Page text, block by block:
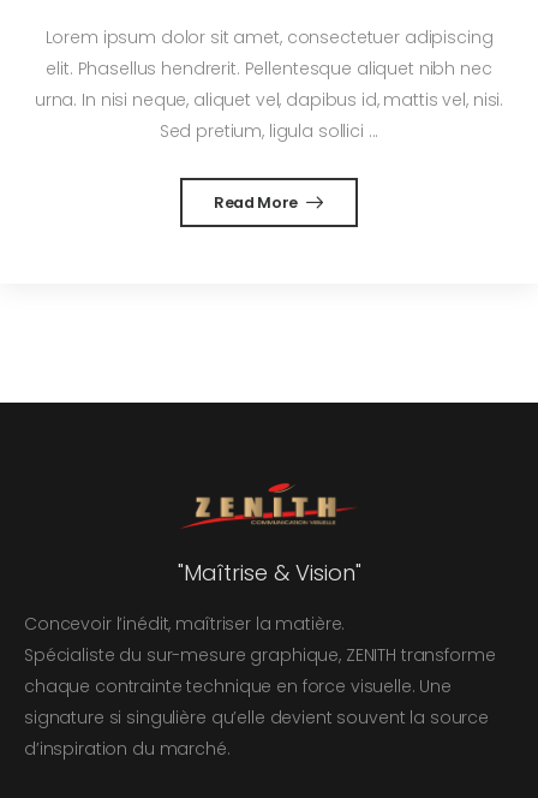
Lorem ipsum dolor sit amet, consectetuer adipiscing
elit. Phasellus hendrerit. Pellentesque aliquet nibh nec
urna. In nisi neque, aliquet vel, dapibus id, mattis vel, nisi.
Sed pretium, ligula sollici ...
Read More
"Maîtrise & Vision"
Concevoir l’inédit, maîtriser la matière.
Spécialiste du sur-mesure graphique, ZENITH transforme
chaque contrainte technique en force visuelle. Une
signature si singulière qu’elle devient souvent la source
d’inspiration du marché.